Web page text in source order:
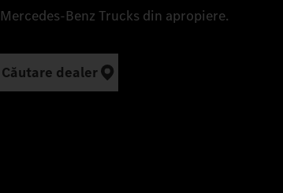
Mercedes‑Benz Trucks din apropiere.
Căutare dealer